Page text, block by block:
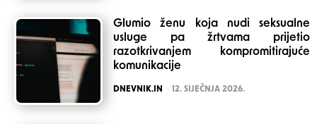
Glumio ženu koja nudi seksualne
usluge pa žrtvama prijetio
razotkrivanjem kompromitirajuće
komunikacije
POSTED
DNEVNIK.IN 12. SIJEČNJA 2026.